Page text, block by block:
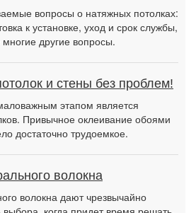
вопросы о натяжных потолках:
к установке, уход и срок службы,
другие вопросы.
и стены без проблем!
этапом является
Привычное оклеивание обоями
достаточно трудоемкое.
волокна
волокна дают чрезвычайно